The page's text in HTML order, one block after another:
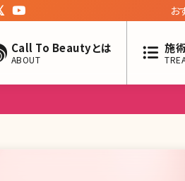
お
Call To Beautyとは
ABOUT
施